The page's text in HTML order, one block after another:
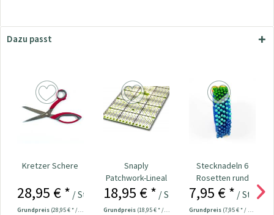
Dazu passt
Kretzer Schere
28,95 € * / Stück
Grundpreis (28,95 € * / 1 Stück)
Snaply
Patchwork-Lineal
60 x 15 cm
18,95 € * / Stück
Grundpreis (18,95 € * / 1 Stück)
Stecknadeln 6
Rosetten rund
Kopf bunt
Nr.109534
7,95 € * / Stück
Grundpreis (7,95 € * / 1 Stück)